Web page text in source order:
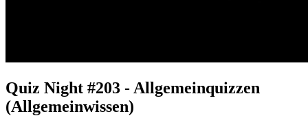
Quiz Night #203 - Allgemeinquizzen
(Allgemeinwissen)